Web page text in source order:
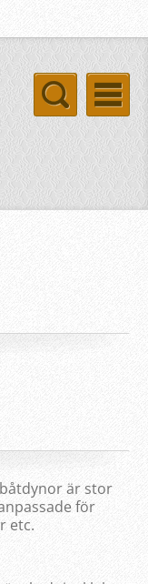
är stor
för
etc.